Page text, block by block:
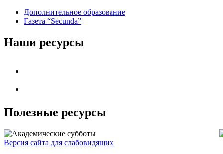
Дополнительное образование
Газета “Secunda”
Наши ресурсы
Полезные ресурсы
Версия сайта для слабовидящих